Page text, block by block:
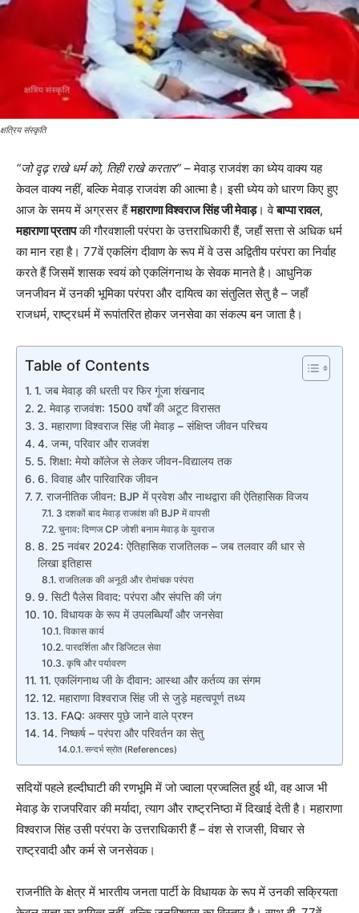
क्षत्रिय संस्कृति
“जो दृढ़ राखे धर्म को, तिही राखे करतार” – मेवाड़ राजवंश का ध्येय वाक्य यह
केवल वाक्य नहीं, बल्कि मेवाड़ राजवंश की आत्मा है। इसी ध्येय को धारण किए हुए
आज के समय में अग्रसर हैंमहाराणा विश्वराज सिंह जी मेवाड़। वेबाप्पा रावल,
महाराणा प्रतापकी गौरवशाली परंपरा के उत्तराधिकारी हैं, जहाँ सत्ता से अधिक धर्म
का मान रहा है। 77वें एकलिंग दीवाण के रूप में वे उस अद्वितीय परंपरा का निर्वाह
करते हैं जिसमें शासक स्वयं को एकलिंगनाथ के सेवक मानते है। आधुनिक
जनजीवन में उनकी भूमिका परंपरा और दायित्व का संतुलित सेतु है – जहाँ
राजधर्म, राष्ट्रधर्म में रूपांतरित होकर जनसेवा का संकल्प बन जाता है।
Table of Contents
1. जब मेवाड़ की धरती पर फिर गूंजा शंखनाद
2. मेवाड़ राजवंश: 1500 वर्षों की अटूट विरासत
3. महाराणा विश्वराज सिंह जी मेवाड़ – संक्षिप्त जीवन परिचय
4. जन्म, परिवार और राजवंश
5. शिक्षा: मेयो कॉलेज से लेकर जीवन-विद्यालय तक
6. विवाह और पारिवारिक जीवन
7. राजनीतिक जीवन: BJP में प्रवेश और नाथद्वारा की ऐतिहासिक विजय
3 दशकों बाद मेवाड़ राजवंश की BJP में वापसी
चुनाव: दिग्गज CP जोशी बनाम मेवाड़ के युवराज
8. 25 नवंबर 2024: ऐतिहासिक राजतिलक – जब तलवार की धार से
लिखा इतिहास
राजतिलक की अनूठी और रोमांचक परंपरा
9. सिटी पैलेस विवाद: परंपरा और संपत्ति की जंग
10. विधायक के रूप में उपलब्धियाँ और जनसेवा
विकास कार्य
पारदर्शिता और डिजिटल सेवा
कृषि और पर्यावरण
11. एकलिंगनाथ जी के दीवान: आस्था और कर्तव्य का संगम
12. महाराणा विश्वराज सिंह जी से जुड़े महत्वपूर्ण तथ्य
13. FAQ: अक्सर पूछे जाने वाले प्रश्न
14. निष्कर्ष – परंपरा और परिवर्तन का सेतु
सन्दर्भ स्रोत (References)
सदियों पहले हल्दीघाटी की रणभूमि में जो ज्वाला प्रज्वलित हुई थी, वह आज भी
मेवाड़ के राजपरिवार की मर्यादा, त्याग और राष्ट्रनिष्ठा में दिखाई देती है। महाराणा
विश्वराज सिंह उसी परंपरा के उत्तराधिकारी हैं – वंश से राजसी, विचार से
राष्ट्रवादी और कर्म से जनसेवक।
राजनीति के क्षेत्र में भारतीय जनता पार्टी के विधायक के रूप में उनकी सक्रियता